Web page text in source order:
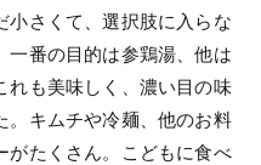
小さくて、選択肢に入らな
一番の目的は参鶏湯、他は
れも美味しく、濃い目の味
。キムチや冷麺、他のお料
がたくさん。こどもに食べ